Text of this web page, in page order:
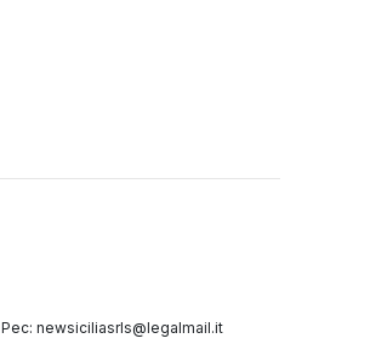
Pec: newsiciliasrls@legalmail.it